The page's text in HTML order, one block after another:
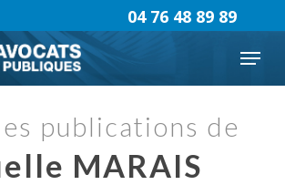
Menu
04 76 48 89 89
publications de
MARAIS